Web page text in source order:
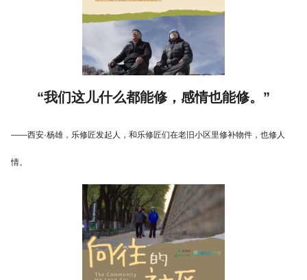
“我们这儿什么都能修，感情也能修。”
——西安·杨雄，乐修匠发起人，和乐修匠们在老旧小区里修补物件，也修人
情。